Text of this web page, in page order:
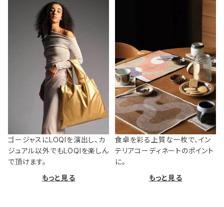
ゴージャスにLOQIを演出し、カ
ジュアル以外でもLOQIを楽しん
で頂けます。
もっと見る
食卓を彩る上質な一枚で、イン
テリアコーディネートのポイント
に。
もっと見る